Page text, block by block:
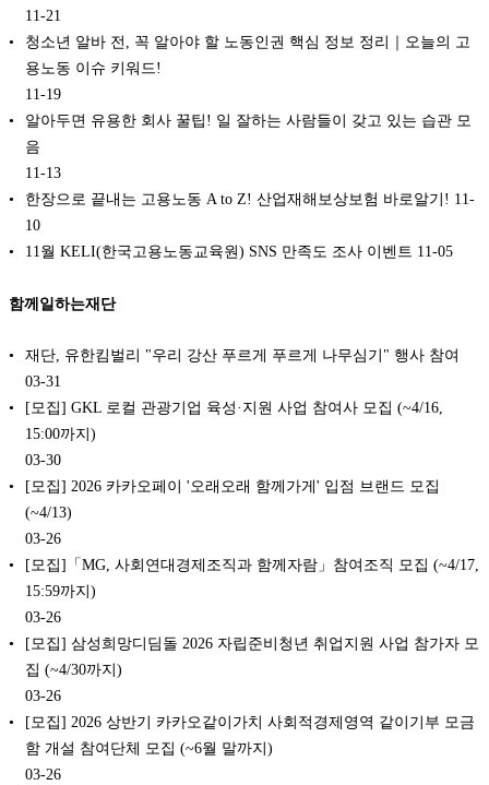
11-21
청소년 알바 전, 꼭 알아야 할 노동인권 핵심 정보 정리｜오늘의 고
용노동 이슈 키워드!
11-19
알아두면 유용한 회사 꿀팁! 일 잘하는 사람들이 갖고 있는 습관 모
음
11-13
한장으로 끝내는 고용노동 A to Z! 산업재해보상보험 바로알기! 11-
10
11월 KELI(한국고용노동교육원) SNS 만족도 조사 이벤트 11-05
함께일하는재단
재단, 유한킴벌리 "우리 강산 푸르게 푸르게 나무심기" 행사 참여
03-31
[모집] GKL 로컬 관광기업 육성·지원 사업 참여사 모집 (~4/16,
15:00까지)
03-30
[모집] 2026 카카오페이 '오래오래 함께가게' 입점 브랜드 모집
(~4/13)
03-26
[모집]「MG, 사회연대경제조직과 함께자람」참여조직 모집 (~4/17,
15:59까지)
03-26
[모집] 삼성희망디딤돌 2026 자립준비청년 취업지원 사업 참가자 모
집 (~4/30까지)
03-26
[모집] 2026 상반기 카카오같이가치 사회적경제영역 같이기부 모금
함 개설 참여단체 모집 (~6월 말까지)
03-26